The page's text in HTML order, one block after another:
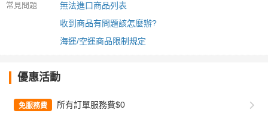
常見問題
無法進口商品列表
收到商品有問題該怎麼辦?
海運/空運商品限制規定
優惠活動
免服務費 所有訂單服務費$0